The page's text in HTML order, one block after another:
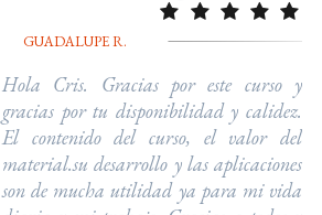
GUADALUPE R.
Hola Cris. Gracias por este curso y
gracias por tu disponibilidad y calidez.
El contenido del curso, el valor del
material.su desarrollo y las aplicaciones
son de mucha utilidad ya para mi vida